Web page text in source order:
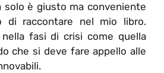
solo è giusto ma conveniente
di raccontare nel mio libro.
fasi di crisi come quella
che si deve fare appello alle